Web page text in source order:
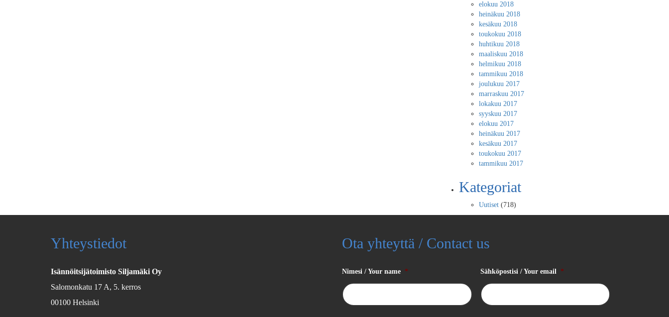
elokuu 2018
heinäkuu 2018
kesäkuu 2018
toukokuu 2018
huhtikuu 2018
maaliskuu 2018
helmikuu 2018
tammikuu 2018
joulukuu 2017
marraskuu 2017
lokakuu 2017
syyskuu 2017
elokuu 2017
heinäkuu 2017
kesäkuu 2017
toukokuu 2017
tammikuu 2017
Kategoriat
Uutiset (718)
Yhteystiedot
Isännöitsijätoimisto Siljamäki Oy
Salomonkatu 17 A, 5. kerros
00100 Helsinki
Ota yhteyttä / Contact us
Nimesi / Your name * Sähköpostisi / Your email *